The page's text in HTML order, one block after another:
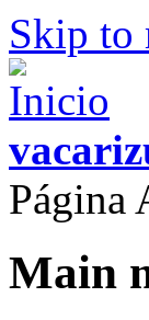
Skip to
Página
Main